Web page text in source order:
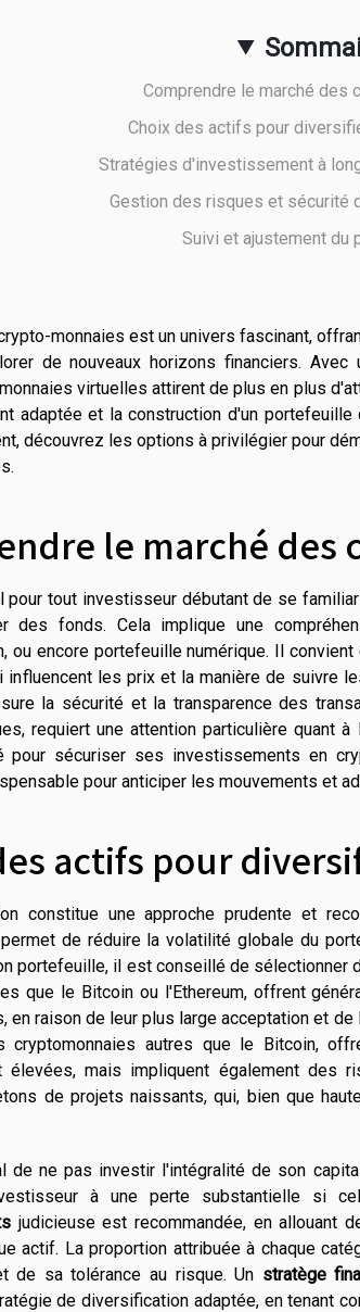
Comprendre le marché des
Choix des actifs pour
Stratégies d'investissement à
Gestion des risques et sécurité
Suivi et ajustement du
monnaies est un univers fascinant,
de nouveaux horizons financiers.
virtuelles attirent de plus en plus
adaptée et la construction d'un
découvrez les options à privilégier pour
le marché des
pour tout investisseur débutant de se
des fonds. Cela implique une
ou encore portefeuille numérique. Il
influencent les prix et la manière de suivre
la sécurité et la transparence des
requiert une attention particulière quant
sécuriser ses investissements en
pour anticiper les mouvements et
actifs pour
constitue une approche prudente et
de réduire la volatilité globale du
portefeuille, il est conseillé de
que le Bitcoin ou l'Ethereum, offrent
en raison de leur plus large acceptation et
cryptomonnaies autres que le Bitcoin,
élevées, mais impliquent également des
de projets naissants, qui, bien que
de ne pas investir l'intégralité de son
à une perte substantielle si
judicieuse est recommandée, en allouant
actif. La proportion attribuée à chaque
de sa tolérance au risque. Un stratège
de diversification adaptée, en tenant